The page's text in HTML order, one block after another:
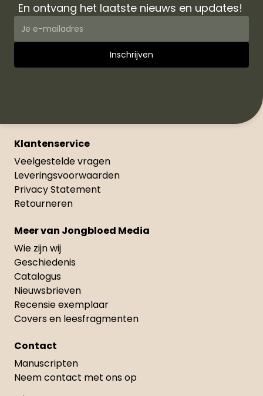
En ontvang het laatste nieuws en updates!
Klantenservice
Veelgestelde vragen
Leveringsvoorwaarden
Privacy Statement
Retourneren
Meer van Jongbloed Media
Wie zijn wij
Geschiedenis
Catalogus
Nieuwsbrieven
Recensie exemplaar
Covers en leesfragmenten
Contact
Manuscripten
Neem contact met ons op